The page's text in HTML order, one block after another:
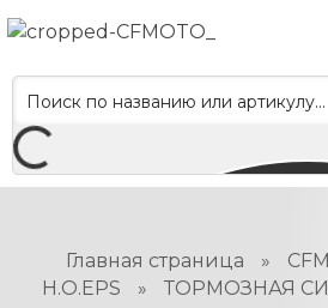
Главная страница »
H.O.EPS
» ТОРМОЗНАЯ